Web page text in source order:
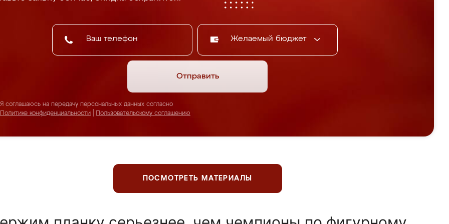
Желаемый бюджет
Отправить
Я соглашаюсь на передачу персональных данных согласно
Политике конфиденциальности
Пользовательскому соглашению
ПОСМОТРЕТЬ МАТЕРИАЛЫ